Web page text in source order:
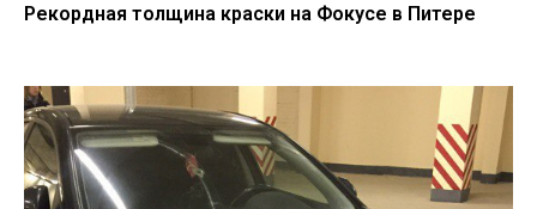
Рекордная толщина краски на Фокусе в Питере